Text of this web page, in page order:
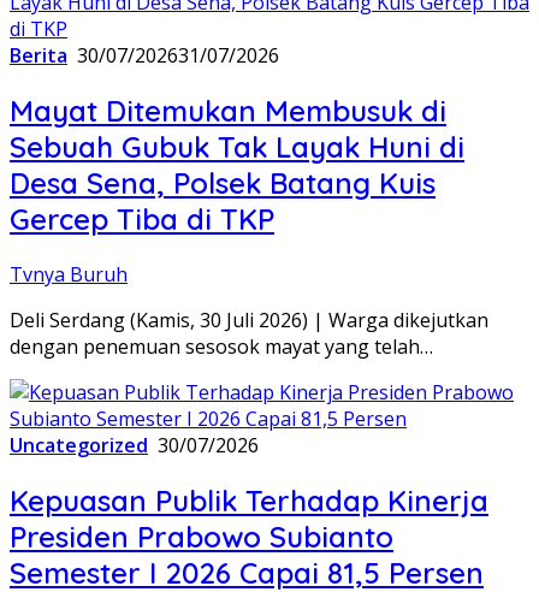
Berita 30/07/202631/07/2026
Mayat Ditemukan Membusuk di
Sebuah Gubuk Tak Layak Huni di
Desa Sena, Polsek Batang Kuis
Gercep Tiba di TKP
Tvnya Buruh
Deli Serdang (Kamis, 30 Juli 2026) | Warga dikejutkan
dengan penemuan sesosok mayat yang telah…
Uncategorized 30/07/2026
Kepuasan Publik Terhadap Kinerja
Presiden Prabowo Subianto
Semester I 2026 Capai 81,5 Persen